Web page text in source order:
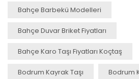
Bahçe Barbekü Modelleri
Bahçe Duvar Briket Fiyatları
Bahçe Karo Taşı Fiyatları Koçtaş
Bodrum Kayrak Taşı Bodrum